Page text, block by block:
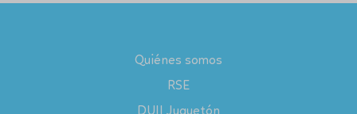
Quiénes somos
RSE
DUII Juguetón